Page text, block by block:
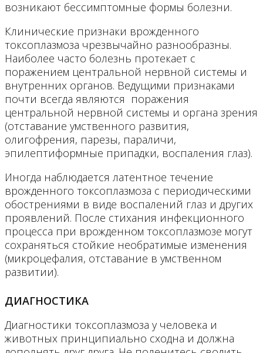
возникают бессимптомные формы болезни.
Клинические признаки врожденного
токсоплазмоза чрезвычайно разнообразны.
Наиболее часто болезнь протекает с
поражением центральной нервной системы и
внутренних органов. Ведущими признаками
почти всегда являются поражения
центральной нервной системы и органа зрения
(отставание умственного развития,
олигофрения, парезы, параличи,
эпилептиформные припадки, воспаления глаз).
Иногда наблюдается латентное течение
врожденного токсоплазмоза с периодическими
обострениями в виде воспалений глаз и других
проявлений. После стихания инфекционного
процесса при врожденном токсоплазмозе могут
сохраняться стойкие необратимые изменения
(микроцефалия, отставание в умственном
развитии).
ДИАГНОСТИКА
Диагностики токсоплазмоза у человека и
животных принципиально сходна и должна